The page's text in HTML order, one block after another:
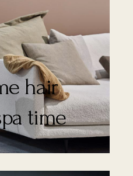
hair
time